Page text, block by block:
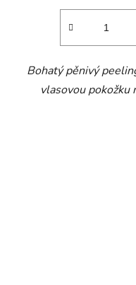
Bohatý pěnivý
vlasovou pokožku